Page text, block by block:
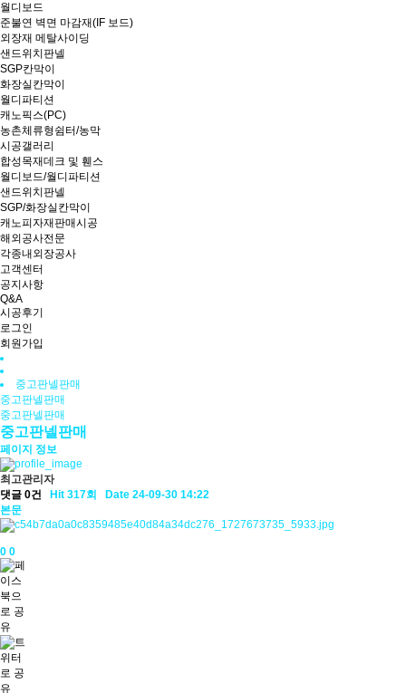
월디보드
준불연 벽면 마감재(IF 보드)
외장재 메탈사이딩
샌드위치판넬
SGP칸막이
화장실칸막이
월디파티션
캐노픽스(PC)
농촌체류형쉼터/농막
시공갤러리
합성목재데크 및 휀스
월디보드/월디파티션
샌드위치판넬
SGP/화장실칸막이
캐노피자재판매시공
해외공사전문
각종내외장공사
고객센터
공지사항
Q&A
시공후기
로그인
회원가입
중고판넬판매
중고판넬판매
중고판넬판매
중고판넬판매
페이지 정보
최고관리자
댓글 0건
Hit 317회
Date 24-09-30 14:22
본문
0 0